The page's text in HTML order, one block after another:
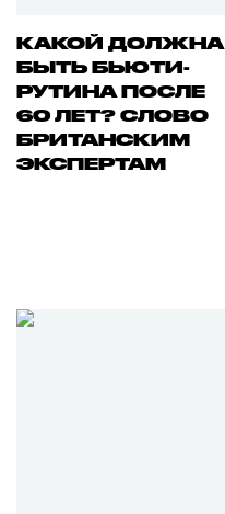
КАКОЙ ДОЛЖНА
БЫТЬ БЬЮТИ-
РУТИНА ПОСЛЕ
60 ЛЕТ? СЛОВО
БРИТАНСКИМ
ЭКСПЕРТАМ